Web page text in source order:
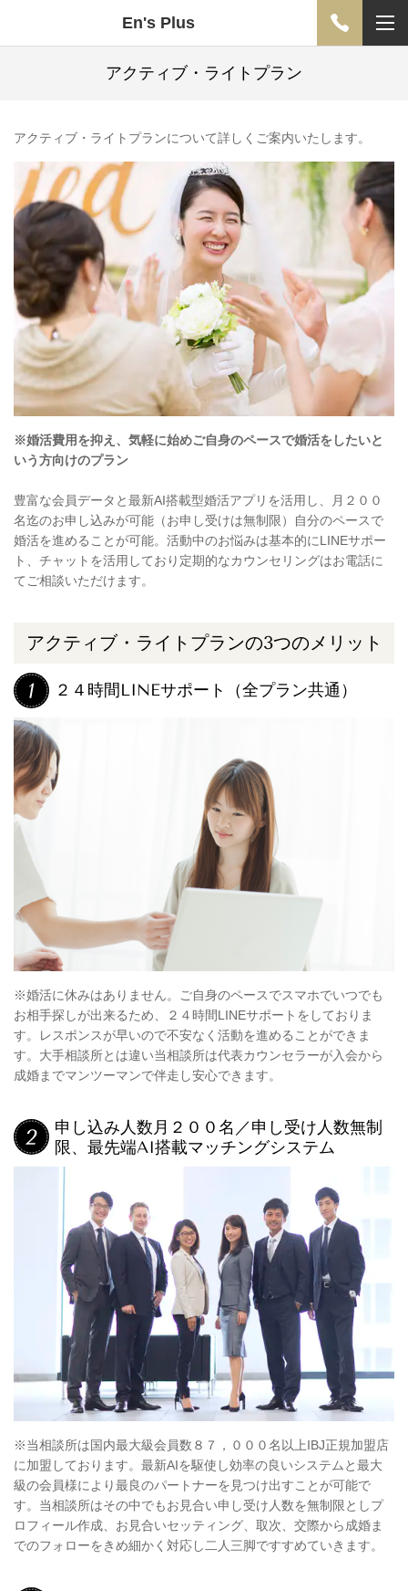
En's Plus
アクティブ・ライトプラン
アクティブ・ライトプランについて詳しくご案内いたします。
※婚活費用を抑え、気軽に始めご自身のペースで婚活をしたいと
いう方向けのプラン
豊富な会員データと最新AI搭載型婚活アプリを活用し、月２００
名迄のお申し込みが可能（お申し受けは無制限）自分のペースで
婚活を進めることが可能。活動中のお悩みは基本的にLINEサポー
ト、チャットを活用しており定期的なカウンセリングはお電話に
てご相談いただけます。
アクティブ・ライトプランの3つのメリット
２４時間LINEサポート（全プラン共通）
※婚活に休みはありません。ご自身のペースでスマホでいつでも
お相手探しが出来るため、２４時間LINEサポートをしておりま
す。レスポンスが早いので不安なく活動を進めることができま
す。大手相談所とは違い当相談所は代表カウンセラーが入会から
成婚までマンツーマンで伴走し安心できます。
申し込み人数月２００名／申し受け人数無制
限、最先端AI搭載マッチングシステム
※当相談所は国内最大級会員数８７，０００名以上IBJ正規加盟店
に加盟しております。最新AIを駆使し効率の良いシステムと最大
級の会員様により最良のパートナーを見つけ出すことが可能で
す。当相談所はその中でもお見合い申し受け人数を無制限としプ
ロフィール作成、お見合いセッティング、取次、交際から成婚ま
でのフォローをきめ細かく対応し二人三脚ですすめていきます。